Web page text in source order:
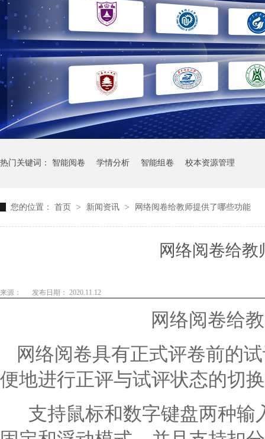
热门关键词： 智能阅卷 学情分析 智能组卷 校本资源管理
您的位置： 首页 > 新闻资讯 > 网络阅卷给教师提供了哪些功能
网络阅卷给
来源： 发布日期： 2020.11.12
网络阅卷给
网络阅卷具有正式评卷前的
便地进行正评与试评状态的切
支持鼠标和数字键盘两种输